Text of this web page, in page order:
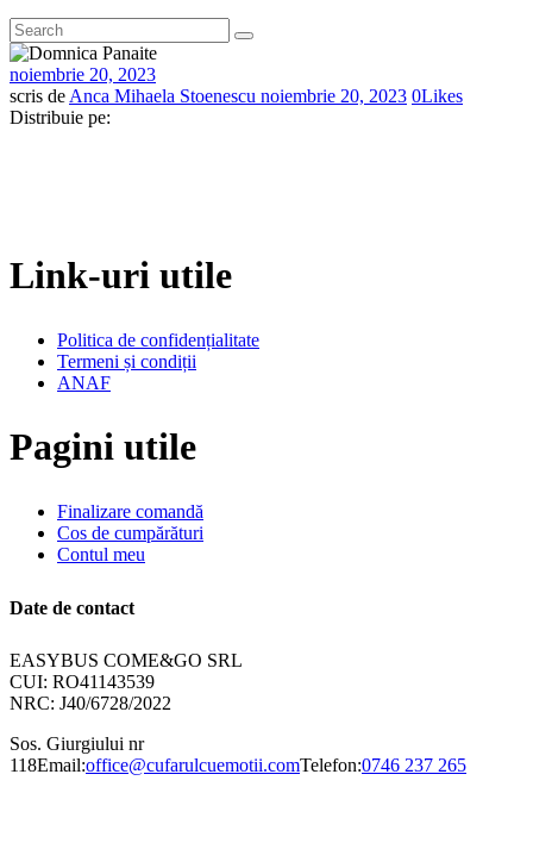
noiembrie 20, 2023
scris de Anca Mihaela Stoenescu noiembrie 20, 2023 0Likes
Distribuie pe:
Link-uri utile
Politica de confidențialitate
Termeni și condiții
ANAF
Pagini utile
Finalizare comandă
Cos de cumpărături
Contul meu
Date de contact
EASYBUS COME&GO SRL
CUI: RO41143539
NRC: J40/6728/2022
Sos. Giurgiului nr
118Email:office@cufarulcuemotii.comTelefon:0746 237 265